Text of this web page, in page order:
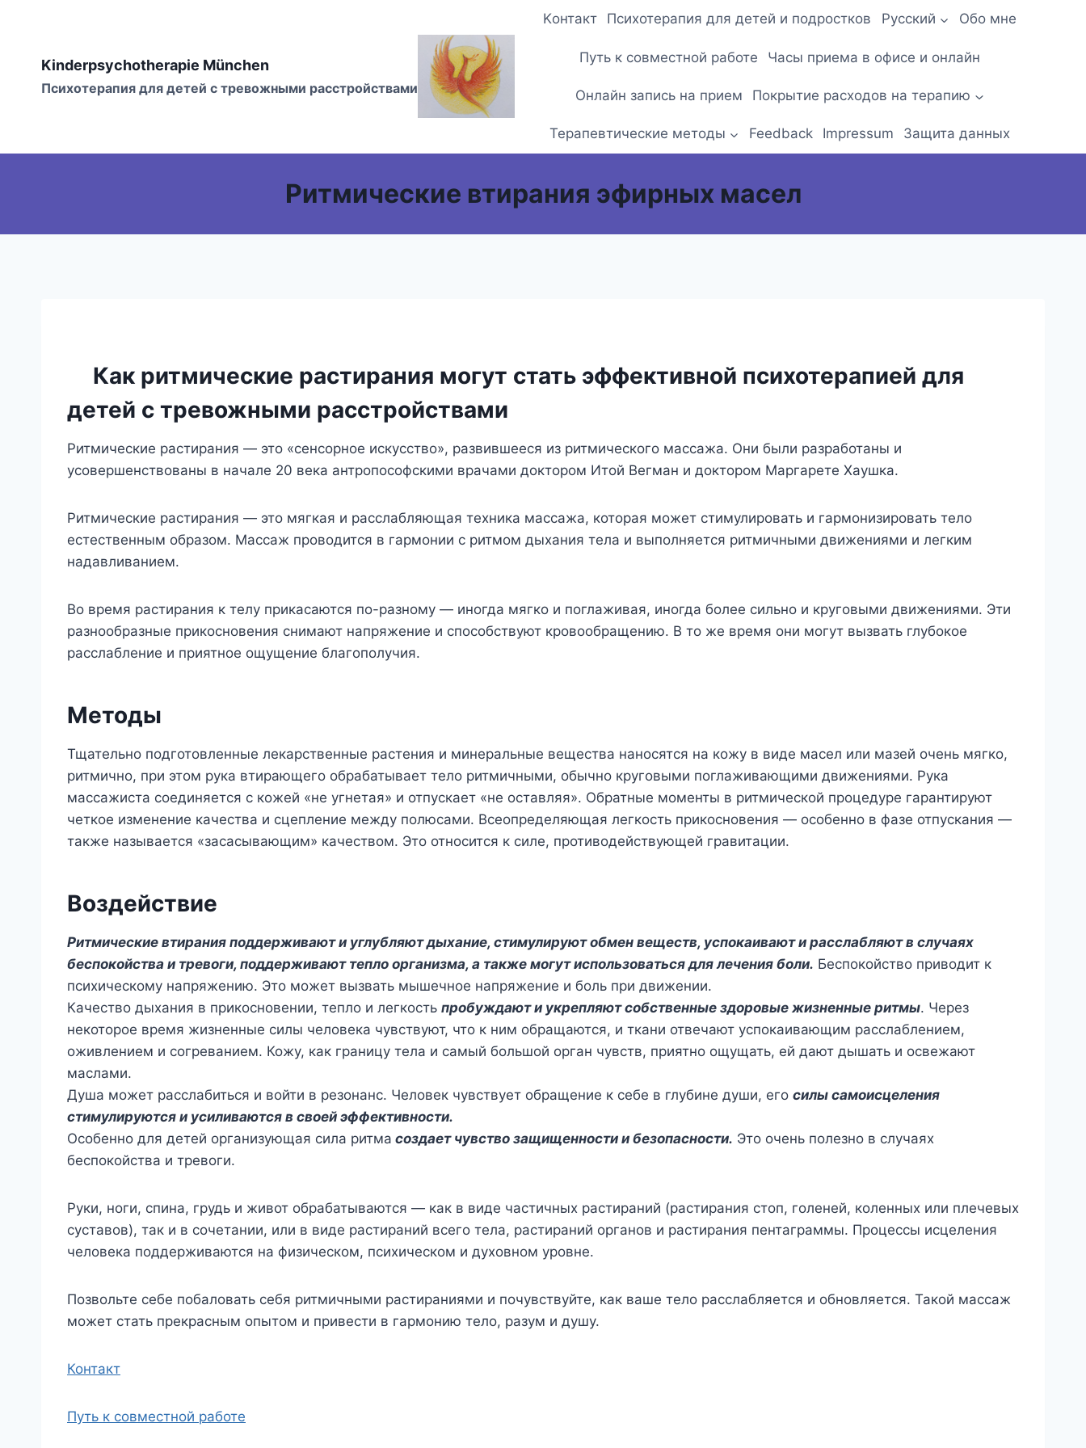
Kinderpsychotherapie München
Психотерапия для детей с тревожными расстройствами
Kонтакт Психотерапия для детей и подростков Русский Обо мне
Путь к совместной работе Часы приема в офисе и онлайн
Онлайн запись на прием Покрытие расходов на терапию
Терапевтические методы Feedback Impressum Защита данных
Ритмические втирания эфирных масел
Как ритмические растирания могут стать эффективной психотерапией для
детей с тревожными расстройствами
Ритмические растирания — это «сенсорное искусство», развившееся из ритмического массажа. Они были разработаны и
усовершенствованы в начале 20 века антропософскими врачами доктором Итой Вегман и доктором Маргарете Хаушка.
Ритмические растирания — это мягкая и расслабляющая техника массажа, которая может стимулировать и гармонизировать тело
естественным образом. Массаж проводится в гармонии с ритмом дыхания тела и выполняется ритмичными движениями и легким
надавливанием.
Во время растирания к телу прикасаются по-разному — иногда мягко и поглаживая, иногда более сильно и круговыми движениями. Эти
разнообразные прикосновения снимают напряжение и способствуют кровообращению. В то же время они могут вызвать глубокое
расслабление и приятное ощущение благополучия.
Методы
Тщательно подготовленные лекарственные растения и минеральные вещества наносятся на кожу в виде масел или мазей очень мягко,
ритмично, при этом рука втирающего обрабатывает тело ритмичными, обычно круговыми поглаживающими движениями. Рука
массажиста соединяется с кожей «не угнетая» и отпускает «не оставляя». Обратные моменты в ритмической процедуре гарантируют
четкое изменение качества и сцепление между полюсами. Всеопределяющая легкость прикосновения — особенно в фазе отпускания —
также называется «засасывающим» качеством. Это относится к силе, противодействующей гравитации.
Воздействие
Ритмические втирания поддерживают и углубляют дыхание, стимулируют обмен веществ, успокаивают и расслабляют в случаях
беспокойства и тревоги, поддерживают тепло организма, а также могут использоваться для лечения боли. Беспокойство приводит к
психическому напряжению. Это может вызвать мышечное напряжение и боль при движении.
Качество дыхания в прикосновении, тепло и легкость пробуждают и укрепляют собственные здоровые жизненные ритмы. Через
некоторое время жизненные силы человека чувствуют, что к ним обращаются, и ткани отвечают успокаивающим расслаблением,
оживлением и согреванием. Кожу, как границу тела и самый большой орган чувств, приятно ощущать, ей дают дышать и освежают
маслами.
Душа может расслабиться и войти в резонанс. Человек чувствует обращение к себе в глубине души, его силы самоисцеления
стимулируются и усиливаются в своей эффективности.
Особенно для детей организующая сила ритма создает чувство защищенности и безопасности. Это очень полезно в случаях
беспокойства и тревоги.
Руки, ноги, спина, грудь и живот обрабатываются — как в виде частичных растираний (растирания стоп, голеней, коленных или плечевых
суставов), так и в сочетании, или в виде растираний всего тела, растираний органов и растирания пентаграммы. Процессы исцеления
человека поддерживаются на физическом, психическом и духовном уровне.
Позвольте себе побаловать себя ритмичными растираниями и почувствуйте, как ваше тело расслабляется и обновляется. Такой массаж
может стать прекрасным опытом и привести в гармонию тело, разум и душу.
Контакт
Путь к совместной работе